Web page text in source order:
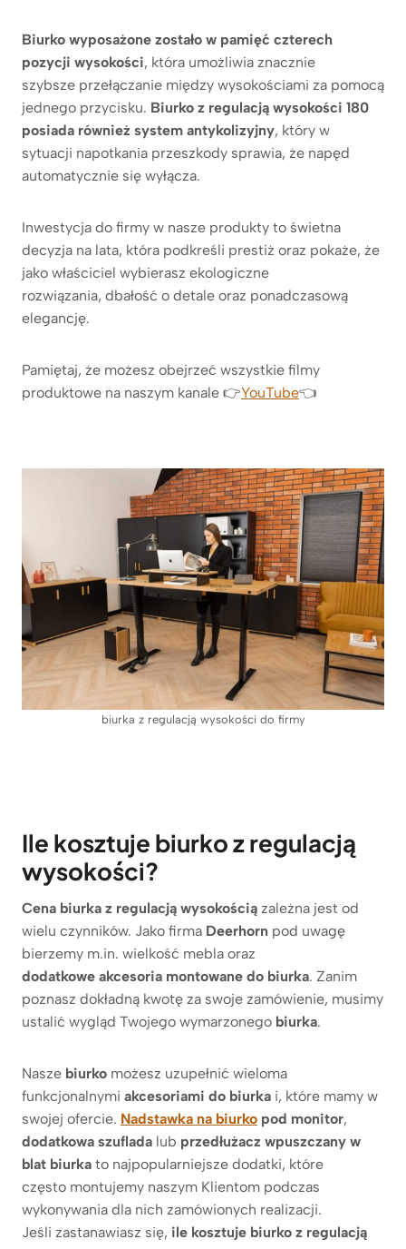
Biurko wyposażone zostało w pamięć czterech
pozycji wysokości, która umożliwia znacznie
szybsze przełączanie między wysokościami za pomocą
jednego przycisku. Biurko z regulacją wysokości 180
posiada również system antykolizyjny, który w
sytuacji napotkania przeszkody sprawia, że napęd
automatycznie się wyłącza.
Inwestycja do firmy w nasze produkty to świetna
decyzja na lata, która podkreśli prestiż oraz pokaże, że
jako właściciel wybierasz ekologiczne
rozwiązania, dbałość o detale oraz ponadczasową
elegancję.
Pamiętaj, że możesz obejrzeć wszystkie filmy
produktowe na naszym kanale 👉YouTube👈
biurka z regulacją wysokości do firmy
Ile kosztuje biurko z regulacją
wysokości?
Cena biurka z regulacją wysokością zależna jest od
wielu czynników. Jako firma Deerhorn pod uwagę
bierzemy m.in. wielkość mebla oraz
dodatkowe akcesoria montowane do biurka. Zanim
poznasz dokładną kwotę za swoje zamówienie, musimy
ustalić wygląd Twojego wymarzonego biurka.
Nasze biurko możesz uzupełnić wieloma
funkcjonalnymi akcesoriami do biurka i, które mamy w
swojej ofercie. Nadstawka na biurko pod monitor,
dodatkowa szuflada lub przedłużacz wpuszczany w
blat biurka to najpopularniejsze dodatki, które
często montujemy naszym Klientom podczas
wykonywania dla nich zamówionych realizacji.
Jeśli zastanawiasz się, ile kosztuje biurko z regulacją